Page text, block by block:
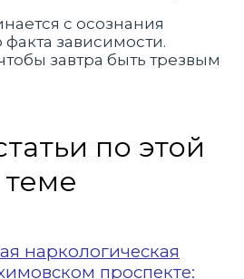
с осознания
зависимости.
завтра быть трезвым
по этой
теме
наркологическая
проспекте: